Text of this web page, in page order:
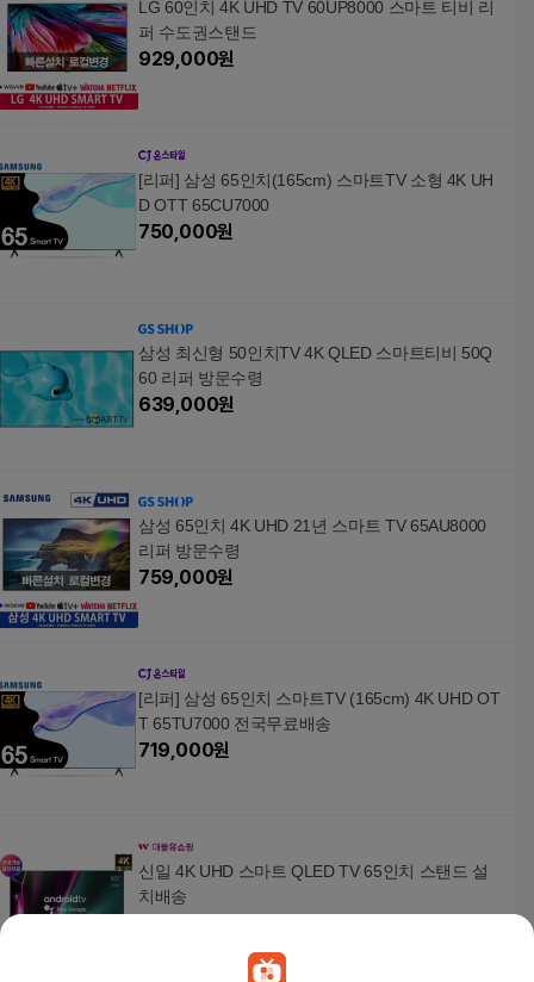
LG 60인치 4K UHD TV 60UP8000 스마트 티비 리
퍼 수도권스탠드
929,000원
[리퍼] 삼성 65인치(165cm) 스마트TV 소형 4K UH
D OTT 65CU7000
750,000원
삼성 최신형 50인치TV 4K QLED 스마트티비 50Q
60 리퍼 방문수령
639,000원
삼성 65인치 4K UHD 21년 스마트 TV 65AU8000
리퍼 방문수령
759,000원
[리퍼] 삼성 65인치 스마트TV (165cm) 4K UHD OT
T 65TU7000 전국무료배송
719,000원
신일 4K UHD 스마트 QLED TV 65인치 스탠드 설
치배송